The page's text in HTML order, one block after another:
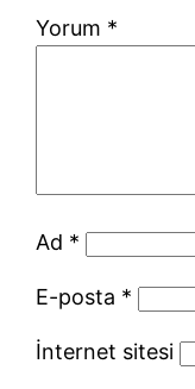
Yorum *
Ad *
E-posta *
İnternet sitesi